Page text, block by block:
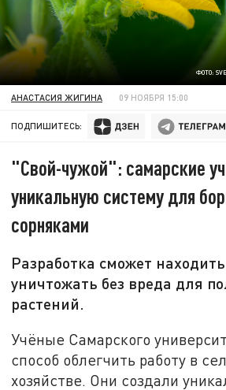
ФОТО:
АНАСТАСИЯ ЖИГИНА 09 НОЯБРЯ 15:00
ПОДПИШИТЕСЬ:
"Свой-чужой": самарские
уникальную систему для
сорняками
Разработка сможет
уничтожать без вреда для
растений.
Учёные Самарского
способ облегчить работу в
хозяйстве. Они создали